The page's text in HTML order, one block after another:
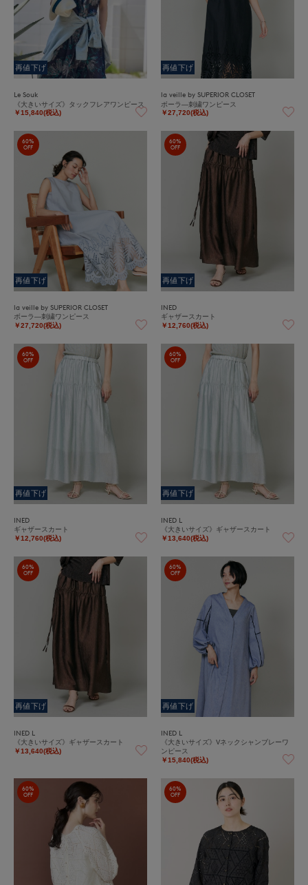
再値下げ
Le Souk
《大きいサイズ》タックフレアワンピース
￥15,840(税込)
再値下げ
la veille by SUPERIOR CLOSET
ボーラ―刺繍ワンピース
￥27,720(税込)
60%
OFF
再値下げ
la veille by SUPERIOR CLOSET
ボーラ―刺繍ワンピース
￥27,720(税込)
60%
OFF
再値下げ
INED
ギャザースカート
￥12,760(税込)
60%
OFF
再値下げ
INED
ギャザースカート
￥12,760(税込)
60%
OFF
再値下げ
INED L
《大きいサイズ》ギャザースカート
￥13,640(税込)
60%
OFF
再値下げ
INED L
《大きいサイズ》ギャザースカート
￥13,640(税込)
60%
OFF
再値下げ
INED L
《大きいサイズ》Vネックシャンブレーワ
ンピース
￥15,840(税込)
60%
OFF
60%
OFF